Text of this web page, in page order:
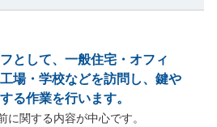
として、一般住宅・オフィ
場・学校などを訪問し、鍵や
る作業を行います。
関する内容が中心です。